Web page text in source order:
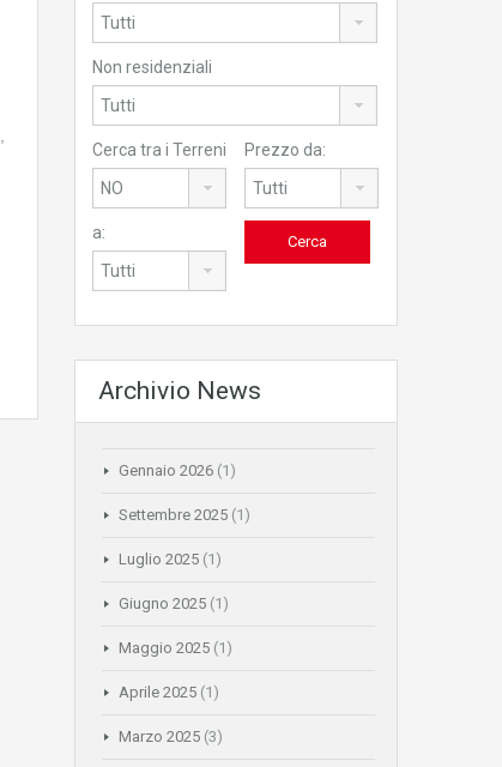
Non residenziali
Cerca tra i Terreni Prezzo da:
a:
Archivio News
Gennaio 2026 (1)
Settembre 2025 (1)
Luglio 2025 (1)
Giugno 2025 (1)
Maggio 2025 (1)
Aprile 2025 (1)
Marzo 2025 (3)